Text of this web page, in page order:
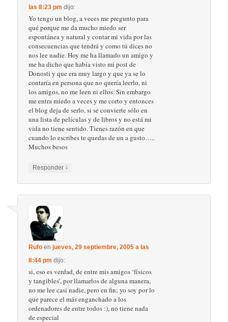
las 8:23 pm dijo:
Yo tengo un blog, a veces me pregunto para
qué porque me da mucho miedo ser
espontánea y natural y contar mi vida por las
consecuencias que tendrá y como tú dices no
nos lee nadie. Hoy me ha llamado un amigo y
me ha dicho que había visto mi post de
Donosti y que era muy largo y que ya se lo
contaría en persona que no quería leerlo, ni
los amigos, no me leen ni ellos. Sin embargo
me entra miedo a veces y me corto y entonces
el blog deja de serlo, si se convierte sólo en
una lista de películas y de libros y no está mi
vida no tiene sentido. Tienes razón en que
cuando lo escribes te quedas de un a gusto…..
Muchos besos
Responder ↓
Rufo enjueves, 29 septiembre, 2005 a las
8:44 pm dijo:
si, eso es verdad, de entre mis amigos ‘físicos
y tangibles’, por llamarlos de alguna manera,
no me lee casi nadie, pero en fin; yo soy por lo
que parece el más enganchado a los
ordenadores de entre todos :), no tiene nada
de especial